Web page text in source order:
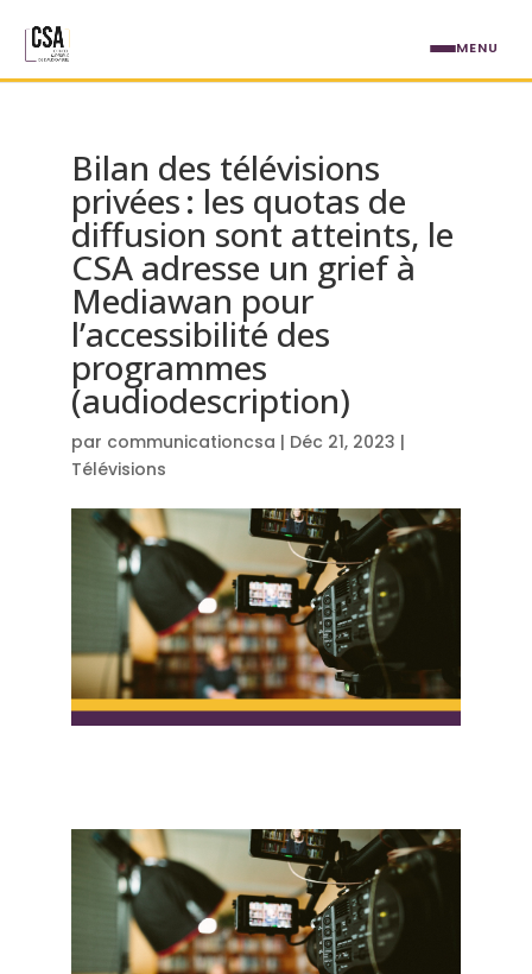
Bilan des télévisions
privées : les quotas de
diffusion sont atteints, le
CSA adresse un grief à
Mediawan pour
l’accessibilité des
programmes
(audiodescription)
par communicationcsa | Déc 21, 2023 |
Télévisions
MENU